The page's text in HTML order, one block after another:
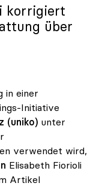
korrigiert
über
in einer
Initiative
(uniko) unter
verwendet wird,
Elisabeth Fiorioli
Artikel